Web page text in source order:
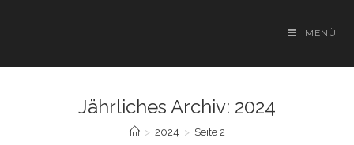
MENÜ
Jährliches Archiv: 2024
> 2024 > Seite 2